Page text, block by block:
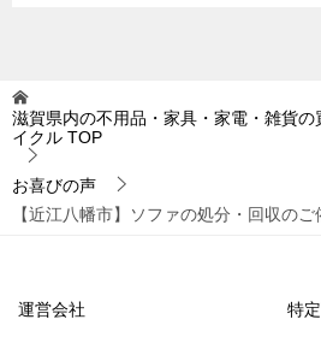
滋賀県内の不用品・家具・家電・雑貨
イクル TOP
お喜びの声
【近江八幡市】ソファの処分・回収のご
運営会社 特